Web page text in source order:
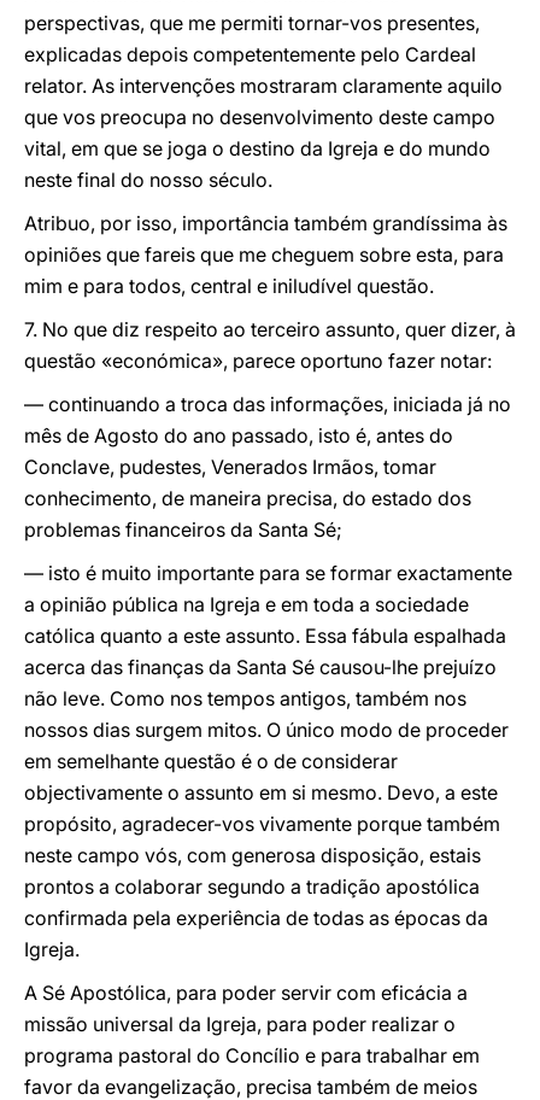
perspectivas, que me permiti tornar-vos presentes,
explicadas depois competentemente pelo Cardeal
relator. As intervenções mostraram claramente aquilo
que vos preocupa no desenvolvimento deste campo
vital, em que se joga o destino da Igreja e do mundo
neste final do nosso século.
Atribuo, por isso, importância também grandíssima às
opiniões que fareis que me cheguem sobre esta, para
mim e para todos, central e iniludível questão.
7. No que diz respeito ao terceiro assunto, quer dizer, à
questão «económica», parece oportuno fazer notar:
— continuando a troca das informações, iniciada já no
mês de Agosto do ano passado, isto é, antes do
Conclave, pudestes, Venerados Irmãos, tomar
conhecimento, de maneira precisa, do estado dos
problemas financeiros da Santa Sé;
— isto é muito importante para se formar exactamente
a opinião pública na Igreja e em toda a sociedade
católica quanto a este assunto. Essa fábula espalhada
acerca das finanças da Santa Sé causou-lhe prejuízo
não leve. Como nos tempos antigos, também nos
nossos dias surgem mitos. O único modo de proceder
em semelhante questão é o de considerar
objectivamente o assunto em si mesmo. Devo, a este
propósito, agradecer-vos vivamente porque também
neste campo vós, com generosa disposição, estais
prontos a colaborar segundo a tradição apostólica
confirmada pela experiência de todas as épocas da
Igreja.
A Sé Apostólica, para poder servir com eficácia a
missão universal da Igreja, para poder realizar o
programa pastoral do Concílio e para trabalhar em
favor da evangelização, precisa também de meios